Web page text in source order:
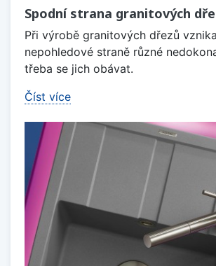
Spodní strana granitových
Při výrobě granitových dřezů
nepohledové straně různé
třeba se jich obávat.
Číst více